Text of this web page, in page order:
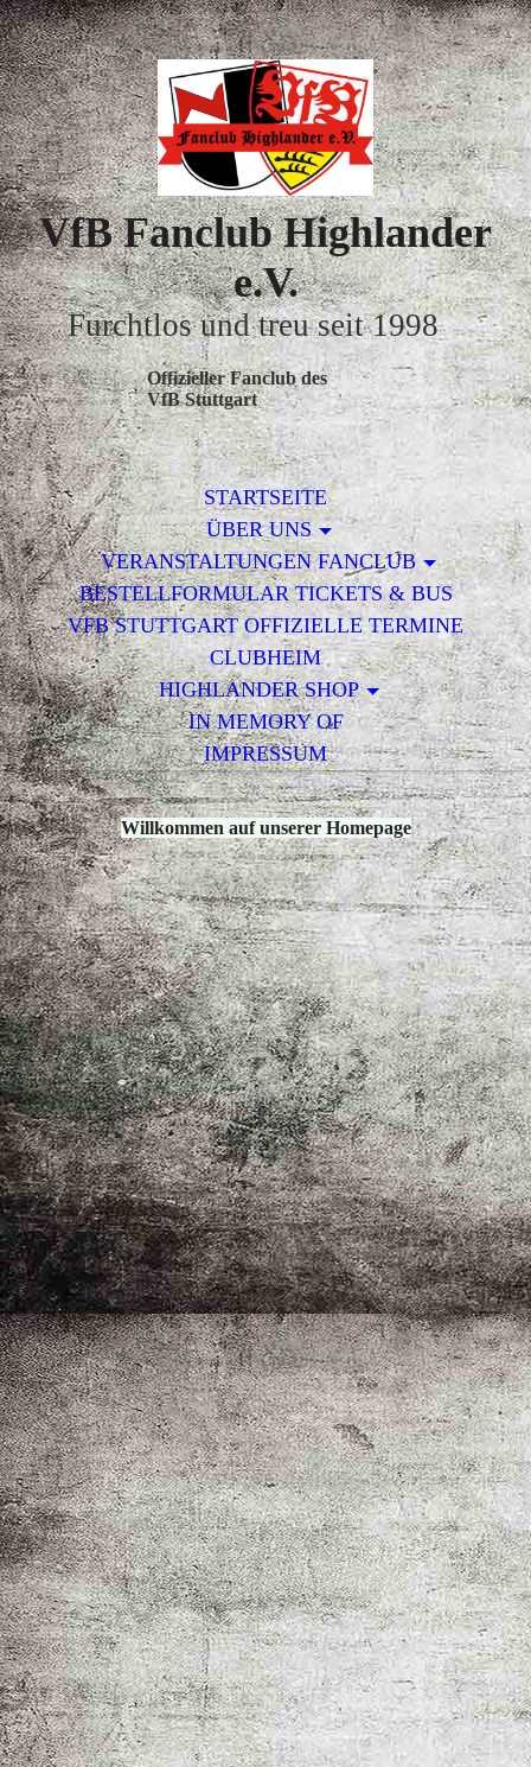
VfB Fanclub Highlander
e.V.
Furchtlos und treu seit 1998
Offizieller Fanclub des
VfB Stuttgart
STARTSEITE
ÜBER UNS
VERANSTALTUNGEN FANCLUB
BESTELLFORMULAR TICKETS & BUS
VFB STUTTGART OFFIZIELLE TERMINE
CLUBHEIM
HIGHLANDER SHOP
IN MEMORY OF
IMPRESSUM
Willkommen auf unserer Homepage
mein herz